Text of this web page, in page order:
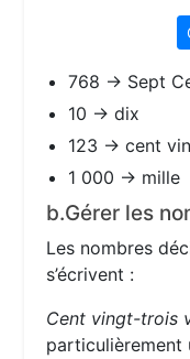
768 → Sept
10 → dix
123 → cent
1 000 → mille
b.Gérer les
Les nombres
s’écrivent :
Cent vingt-trois
particulièrement